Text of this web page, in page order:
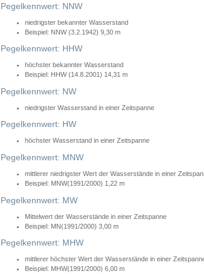
Pegelkennwert: NNW
niedrigster bekannter Wasserstand
Beispiel: NNW (3.2.1942) 9,30 m
Pegelkennwert: HHW
höchster bekannter Wasserstand
Beispiel: HHW (14.8.2001) 14,31 m
Pegelkennwert: NW
niedrigster Wasserstand in einer Zeitspanne
Pegelkennwert: HW
höchster Wasserstand in einer Zeitspanne
Pegelkennwert: MNW
mittlerer niedrigster Wert der Wasserstände in einer
Beispiel: MNW(1991/2000) 1,22 m
Pegelkennwert: MW
Mittelwert der Wasserstände in einer Zeitspanne
Beispiel: MN(1991/2000) 3,00 m
Pegelkennwert: MHW
mittlerer höchster Wert der Wasserstände in einer
Beispiel: MHW(1991/2000) 6,00 m